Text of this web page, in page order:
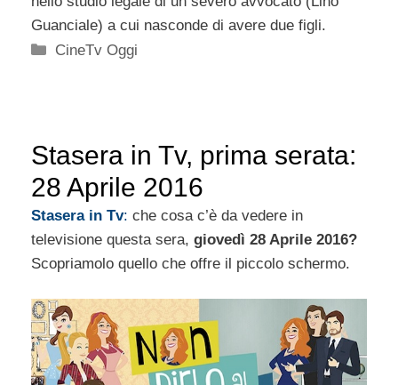
Guanciale) a cui nasconde di avere due figli.
Categorie
CineTv Oggi
Stasera in Tv, prima serata:
28 Aprile 2016
Stasera in Tv: che cosa c’è da vedere in
televisione questa sera, giovedì 28 Aprile 2016?
Scopriamolo quello che offre il piccolo schermo.